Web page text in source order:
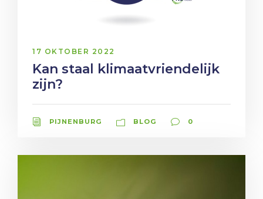
17 OKTOBER 2022
Kan staal klimaatvriendelijk
zijn?
PIJNENBURG BLOG 0